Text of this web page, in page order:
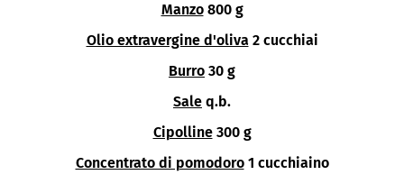
Manzo 800 g
Olio extravergine d'oliva 2 cucchiai
Burro 30 g
Sale q.b.
Cipolline 300 g
Concentrato di pomodoro 1 cucchiaino